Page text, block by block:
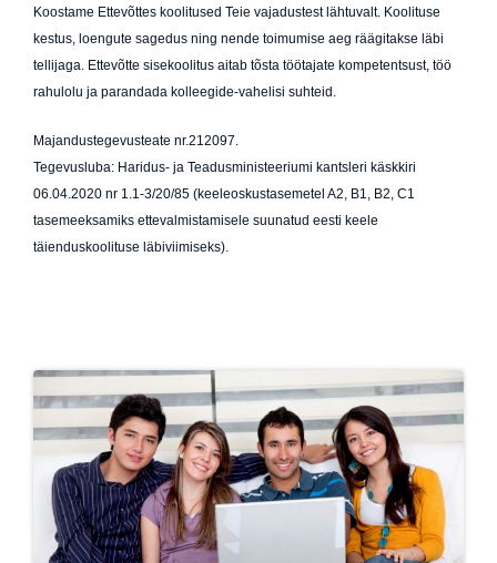
Koostame Ettevõttes koolitused Teie vajadustest lähtuvalt. Koolituse
kestus, loengute sagedus ning nende toimumise aeg räägitakse läbi
tellijaga. Ettevõtte sisekoolitus aitab tõsta töötajate kompetentsust, töö
rahulolu ja parandada kolleegide-vahelisi suhteid.
Majandustegevusteate nr.212097.
Tegevusluba: Haridus- ja Teadusministeeriumi kantsleri käskkiri
06.04.2020 nr 1.1-3/20/85 (keeleoskustasemetel A2, B1, B2, C1
tasemeeksamiks ettevalmistamisele suunatud eesti keele
täienduskoolituse läbiviimiseks).